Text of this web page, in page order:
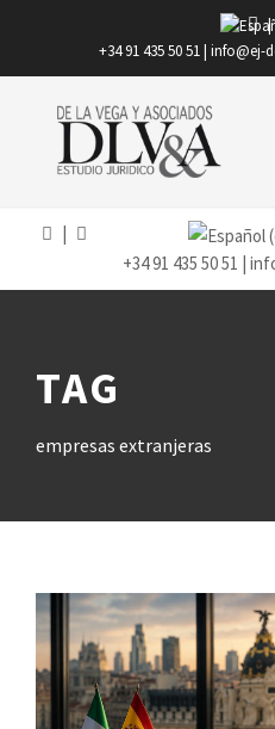
|
+34 91 435 50 51 | info@ej-
+34 91 435 50 51 |
TAG
empresas extranjeras